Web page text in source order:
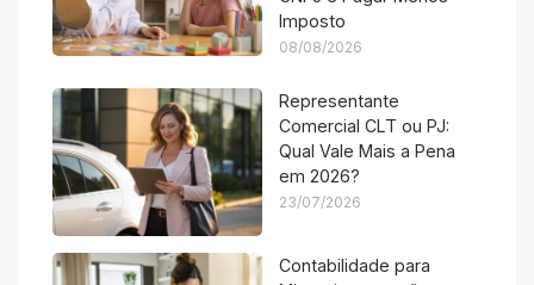
Imposto
08/08/2026
Representante
Comercial CLT ou PJ:
Qual Vale Mais a Pena
em 2026?
23/07/2026
Contabilidade para